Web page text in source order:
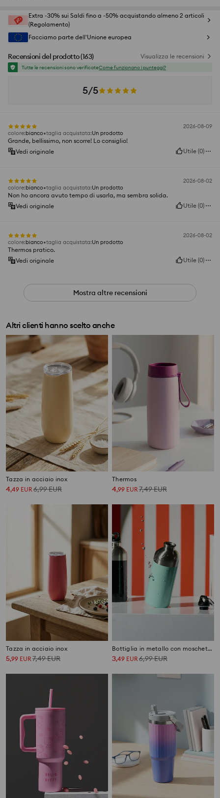
Extra -30% sui Saldi fino a -50% acquistando almeno 2 articoli
(Regolamento)
Facciamo parte dell'Unione europea
Recensioni del prodotto(163) Visualizza le recensioni
Tutte le recensioni sono verificateCome funzionano i punteggi?
5/5
2026-08-09
colore:bianco taglia acquistata:Un prodotto
Grande, bellissimo, non scorre! Lo consiglio!
Vedi originale
Utile (0)
2026-08-02
colore:bianco taglia acquistata:Un prodotto
Non ho ancora avuto tempo di usarla, ma sembra solida.
Vedi originale
Utile (0)
2026-08-02
colore:bianco taglia acquistata:Un prodotto
Thermos pratico.
Vedi originale
Utile (0)
Mostra altre recensioni
Altri clienti hanno scelto anche
Tazza in acciaio inox
4,49 EUR6,99EUR
Thermos
4,99 EUR7,49EUR
Tazza in acciaio inox
5,99 EUR 7,49EUR
Bottiglia in metallo con moschettone
3,49 EUR 6,99EUR